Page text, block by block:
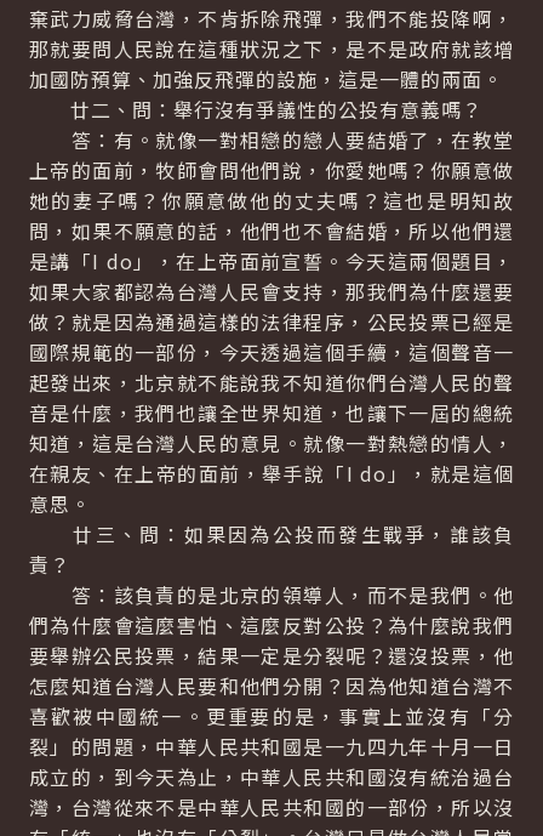
棄武力威脅台灣，不肯拆除飛彈，我們不能投降啊，
那就要問人民說在這種狀況之下，是不是政府就該增
加國防預算、加強反飛彈的設施，這是一體的兩面。
廿二、問：舉行沒有爭議性的公投有意義嗎？
答：有。就像一對相戀的戀人要結婚了，在教堂
上帝的面前，牧師會問他們說，你愛她嗎？你願意做
她的妻子嗎？你願意做他的丈夫嗎？這也是明知故
問，如果不願意的話，他們也不會結婚，所以他們還
是講「I do」，在上帝面前宣誓。今天這兩個題目，
如果大家都認為台灣人民會支持，那我們為什麼還要
做？就是因為通過這樣的法律程序，公民投票已經是
國際規範的一部份，今天透過這個手續，這個聲音一
起發出來，北京就不能說我不知道你們台灣人民的聲
音是什麼，我們也讓全世界知道，也讓下一屆的總統
知道，這是台灣人民的意見。就像一對熱戀的情人，
在親友、在上帝的面前，舉手說「I do」，就是這個
意思。
廿三、問：如果因為公投而發生戰爭，誰該負
責？
答：該負責的是北京的領導人，而不是我們。他
們為什麼會這麼害怕、這麼反對公投？為什麼說我們
要舉辦公民投票，結果一定是分裂呢？還沒投票，他
怎麼知道台灣人民要和他們分開？因為他知道台灣不
喜歡被中國統一。更重要的是，事實上並沒有「分
裂」的問題，中華人民共和國是一九四九年十月一日
成立的，到今天為止，中華人民共和國沒有統治過台
灣，台灣從來不是中華人民共和國的一部份，所以沒